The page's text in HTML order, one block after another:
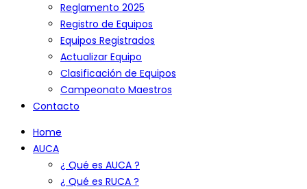
Reglamento 2025
Registro de Equipos
Equipos Registrados
Actualizar Equipo
Clasificación de Equipos
Campeonato Maestros
Contacto
Home
AUCA
¿ Qué es AUCA ?
¿ Qué es RUCA ?